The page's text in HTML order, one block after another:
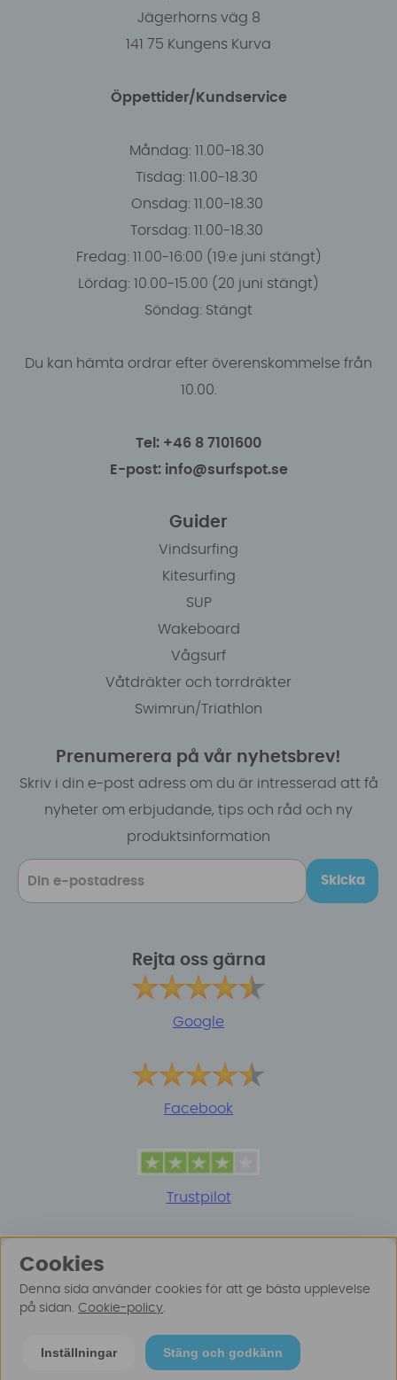
Jägerhorns väg 8
141 75 Kungens Kurva
Öppettider/Kundservice
Måndag: 11.00-18.30
Tisdag: 11.00-18.30
Onsdag: 11.00-18.30
Torsdag: 11.00-18.30
Fredag: 11.00-16:00 (19:e juni stängt)
Lördag: 10.00-15.00 (20 juni stängt)
Söndag: Stängt
Du kan hämta ordrar efter överenskommelse från
10.00.
Tel: +46 8 7101600
E-post: info@surfspot.se
Guider
Vindsurfing
Kitesurfing
SUP
Wakeboard
Vågsurf
Våtdräkter och torrdräkter
Swimrun/Triathlon
Prenumerera på vår nyhetsbrev!
Skriv i din e-post adress om du är intresserad att få
nyheter om erbjudande, tips och råd och ny
produktsinformation
Skicka
Rejta oss gärna
Google
Facebook
Trustpilot
mer här
Cookies
Denna sida använder cookies för att ge bästa upplevelse
på sidan. Cookie-policy.
Inställningar Stäng och godkänn